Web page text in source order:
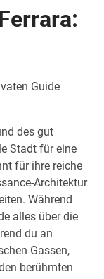
Guide
des gut
Stadt für eine
für ihre reiche
Architektur
Während
alles über die
du an
Gassen,
berühmten